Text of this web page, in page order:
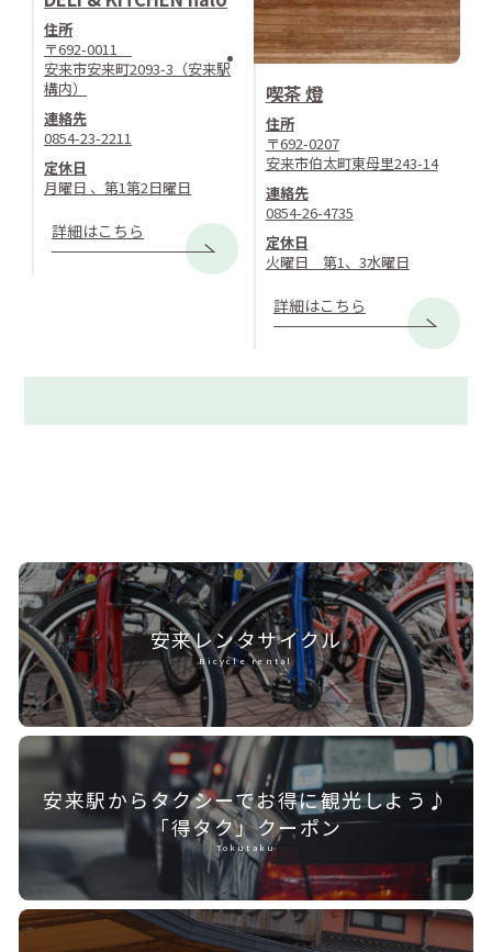
住所
〒692-0011
安来市安来町2093-3（安来駅
構内）
連絡先
0854-23-2211
定休日
月曜日 、第1第2日曜日
詳細はこちら
喫茶 燈
住所
〒692-0207
安来市伯太町東母里243-14
連絡先
0854-26-4735
定休日
火曜日 第1、3水曜日
詳細はこちら
安来レンタサイクル
Bicycle rental
安来駅からタクシーでお得に観光しよう♪
「得タク」クーポン
Tokutaku